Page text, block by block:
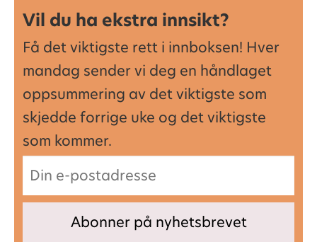
Vil du ha ekstra innsikt?
Få det viktigste rett i innboksen! Hver
mandag sender vi deg en håndlaget
oppsummering av det viktigste som
skjedde forrige uke og det viktigste
som kommer.